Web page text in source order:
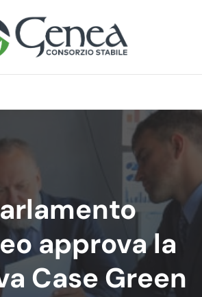
approva la
Case Green